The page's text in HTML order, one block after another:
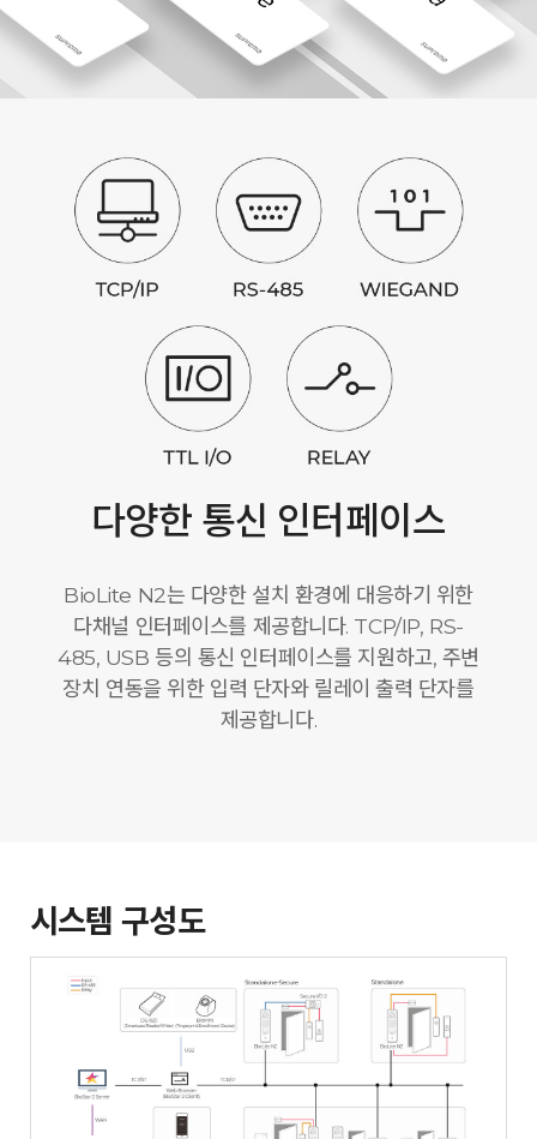
다양한 통신 인터페이스
BioLite N2는 다양한 설치 환경에 대응하기 위한
다채널 인터페이스를 제공합니다. TCP/IP, RS-
485, USB 등의 통신 인터페이스를 지원하고, 주변
장치 연동을 위한 입력 단자와 릴레이 출력 단자를
제공합니다.
시스템 구성도